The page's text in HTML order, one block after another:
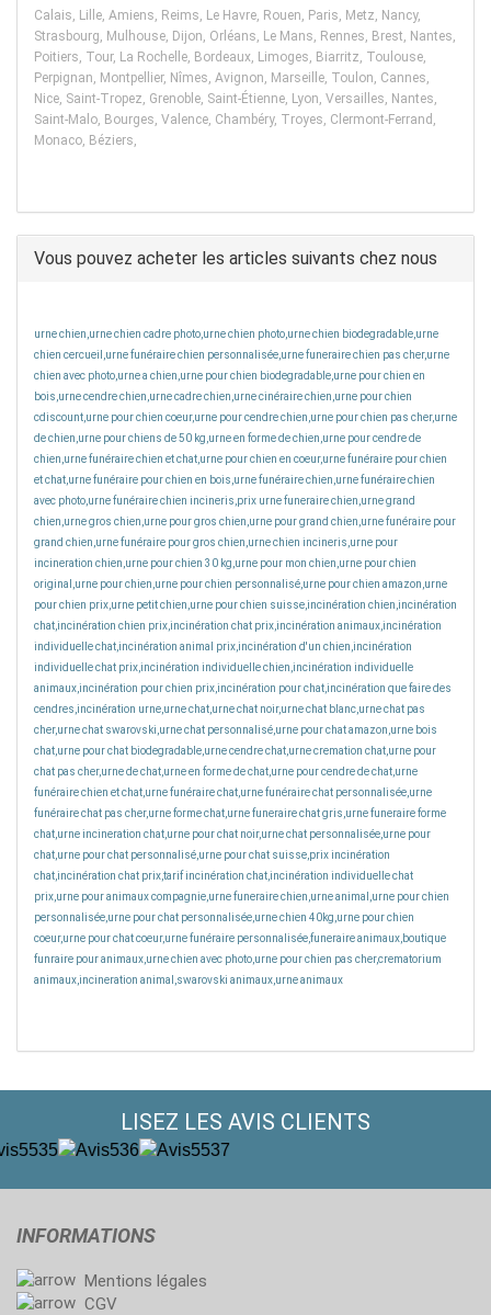
Calais, Lille, Amiens, Reims, Le Havre, Rouen, Paris, Metz, Nancy,
Strasbourg, Mulhouse, Dijon, Orléans, Le Mans, Rennes, Brest, Nantes,
Poitiers, Tour, La Rochelle, Bordeaux, Limoges, Biarritz, Toulouse,
Perpignan, Montpellier, Nîmes, Avignon, Marseille, Toulon, Cannes,
Nice, Saint-Tropez, Grenoble, Saint-Étienne, Lyon, Versailles, Nantes,
Saint-Malo, Bourges, Valence, Chambéry, Troyes, Clermont-Ferrand,
Monaco, Béziers,
Vous pouvez acheter les articles suivants chez nous
urne chien,urne chien cadre photo,urne chien photo,urne chien biodegradable,urne
chien cercueil,urne funéraire chien personnalisée,urne funeraire chien pas cher,urne
chien avec photo,urne a chien,urne pour chien biodegradable,urne pour chien en
bois,urne cendre chien,urne cadre chien,urne cinéraire chien,urne pour chien
cdiscount,urne pour chien coeur,urne pour cendre chien,urne pour chien pas cher,urne
de chien,urne pour chiens de 50 kg,urne en forme de chien,urne pour cendre de
chien,urne funéraire chien et chat,urne pour chien en coeur,urne funéraire pour chien
et chat,urne funéraire pour chien en bois,urne funéraire chien,urne funéraire chien
avec photo,urne funéraire chien incineris,prix urne funeraire chien,urne grand
chien,urne gros chien,urne pour gros chien,urne pour grand chien,urne funéraire pour
grand chien,urne funéraire pour gros chien,urne chien incineris,urne pour
incineration chien,urne pour chien 30 kg,urne pour mon chien,urne pour chien
original,urne pour chien,urne pour chien personnalisé,urne pour chien amazon,urne
pour chien prix,urne petit chien,urne pour chien suisse,incinération chien,incinération
chat,incinération chien prix,incinération chat prix,incinération animaux,incinération
individuelle chat,incinération animal prix,incinération d'un chien,incinération
individuelle chat prix,incinération individuelle chien,incinération individuelle
animaux,incinération pour chien prix,incinération pour chat,incinération que faire des
cendres,incinération urne,urne chat,urne chat noir,urne chat blanc,urne chat pas
cher,urne chat swarovski,urne chat personnalisé,urne pour chat amazon,urne bois
chat,urne pour chat biodegradable,urne cendre chat,urne cremation chat,urne pour
chat pas cher,urne de chat,urne en forme de chat,urne pour cendre de chat,urne
funéraire chien et chat,urne funéraire chat,urne funéraire chat personnalisée,urne
funéraire chat pas cher,urne forme chat,urne funeraire chat gris,urne funeraire forme
chat,urne incineration chat,urne pour chat noir,urne chat personnalisée,urne pour
chat,urne pour chat personnalisé,urne pour chat suisse,prix incinération
chat,incinération chat prix,tarif incinération chat,incinération individuelle chat
prix,urne pour animaux compagnie,urne funeraire chien,urne animal,urne pour chien
personnalisée,urne pour chat personnalisée,urne chien 40kg,urne pour chien
coeur,urne pour chat coeur,urne funéraire personnalisée,funeraire animaux,boutique
funraire pour animaux,urne chien avec photo,urne pour chien pas cher,crematorium
animaux,incineration animal,swarovski animaux,urne animaux
LISEZ LES AVIS CLIENTS
INFORMATIONS
Mentions légales
CGV